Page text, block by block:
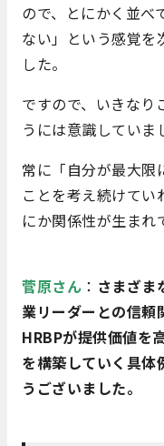
ので、とにかく並べ
ない」という感覚を
した。
ですので、いきなり
うには意識していま
常に「自分が最大限
ことを考え続けて
にか関係性が生まれ
菅原さん ： さまざま
業リーダーとの信頼
HRBPが提供価値を
を構築していく具体
うございました。